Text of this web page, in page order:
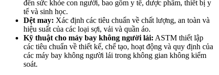
đến sức khỏe con người, bao gồm y tế, dược phẩm, thiết bị y
tế và sinh học.
Dệt may: Xác định các tiêu chuẩn về chất lượng, an toàn và
hiệu suất của các loại sợi, vải và quần áo.
Kỹ thuật cho máy bay không người lái: ASTM thiết lập
các tiêu chuẩn về thiết kế, chế tạo, hoạt động và quy định của
các máy bay không người lái trong không gian không kiểm
soát.